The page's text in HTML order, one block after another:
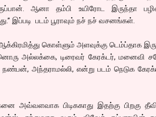
ஆனா தம்பி உயிரோட இருந்தா
இப்படி படம் பூராவும் நச் நச் வசனங்கள்.
கொள்ளும் அளவுக்கு டெம்ப்தாக
அல்லக்கை, டிரைவர் கேரக்டர், மனைவி
அந்தராமல்லி, என்று படம் நெடுக
அவ்வளவாக பிடிககாது இதற்கு பிறகு